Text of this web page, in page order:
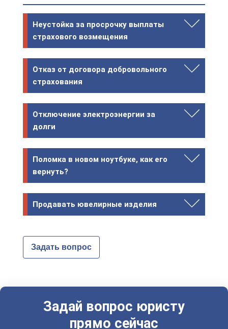
Неустойка за просрочку выплаты
страхового возмещения
Отказ от договора добровольного
страхования
Отключение электроэнергии за
долги
Поломка в новом ноутбуке, как его
вернуть?
Продавать ювелирные изделия
Задать вопрос
Задай вопрос юристу
прямо сейчас